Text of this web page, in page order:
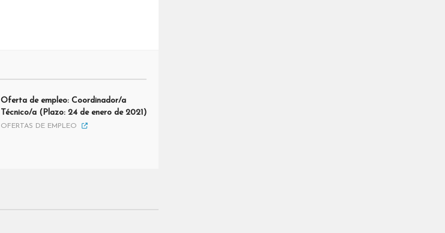
Oferta de empleo: Coordinador/a
Técnico/a (Plazo: 24 de enero de 2021)
OFERTAS DE EMPLEO